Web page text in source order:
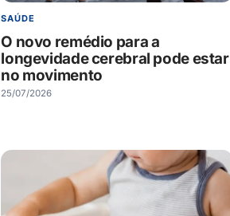
SAÚDE
O novo remédio para a
longevidade cerebral pode estar
no movimento
25/07/2026